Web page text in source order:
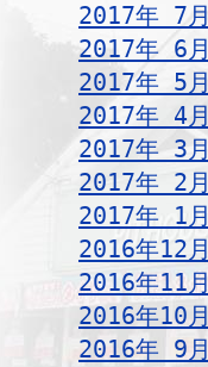
2017年 7月
2017年 6月
2017年 5月
2017年 4月
2017年 3月
2017年 2月
2017年 1月
2016年12月
2016年11月
2016年10月
2016年 9月